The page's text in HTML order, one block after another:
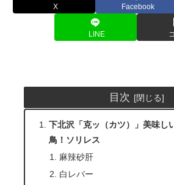
X Facebook
LINE
目次
下北沢「克ッ（カツ）」美味し
鳥！ソリレス
麻辣砂肝
白レバー